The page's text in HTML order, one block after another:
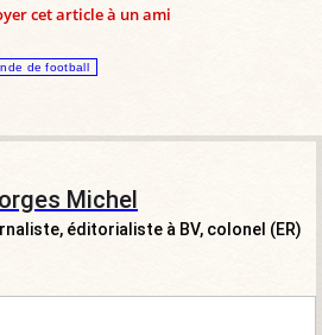
cet article à un ami
de football
Michel
éditorialiste à BV, colonel (ER)